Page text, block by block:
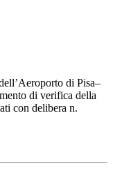
di Pisa–
di verifica della
con delibera n.